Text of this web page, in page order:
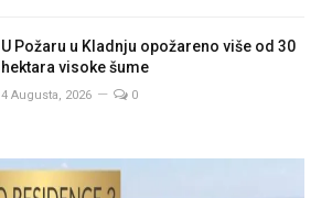
U Požaru u Kladnju opožareno više od 30
hektara visoke šume
4 Augusta, 2026 0